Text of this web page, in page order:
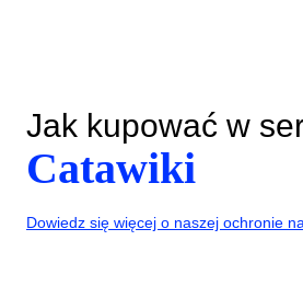
Jak kupować w
Catawiki
Dowiedz się więcej o naszej ochronie